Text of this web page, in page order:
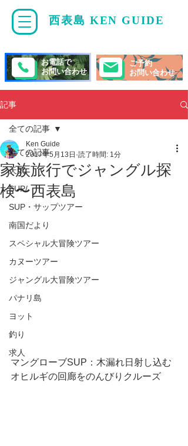
西表島 KEN GUIDE
ご予約
お問い合わせ
お電話で
お問い合わせ
記事
全ての記事
天気
SUP/
SUP・サップツアー
南国だより
スペシャル大冒険ツアー
カヌーツアー
ジャングル大冒険ツアー
パナリ島
ヨット
釣り
求人
全ての記事
家族旅行でジャングル探
検〜西表島
Ken Guide
2017年5月13日 読了時間: 1分
マングローブSUP：木漏れ日射し込む
オヒルギの回廊をのんびりクルーズ